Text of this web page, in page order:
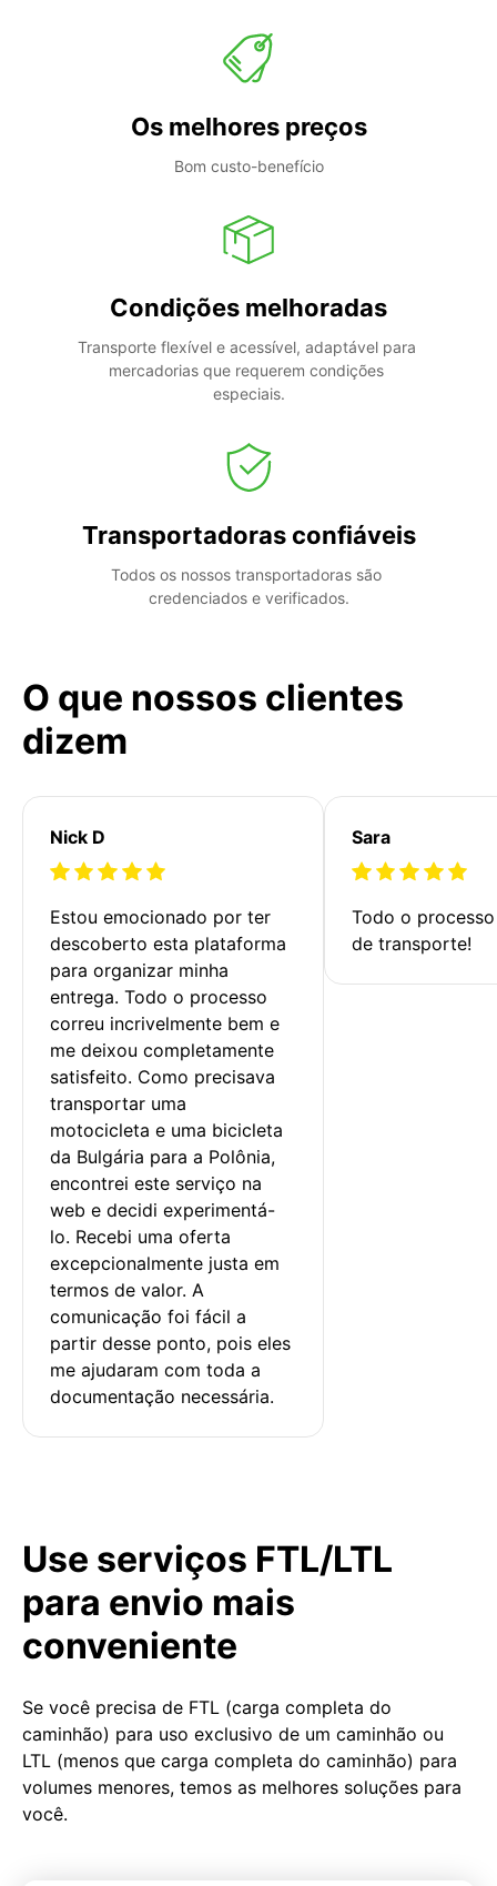
Os melhores preços
Bom custo-benefício
Condições melhoradas
Transporte flexível e acessível, adaptável para
mercadorias que requerem condições
especiais.
Transportadoras confiáveis
Todos os nossos transportadoras são
credenciados e verificados.
O que nossos clientes
dizem
Nick D
Estou emocionado por ter
descoberto esta plataforma
para organizar minha
entrega. Todo o processo
correu incrivelmente bem e
me deixou completamente
satisfeito. Como precisava
transportar uma
motocicleta e uma bicicleta
da Bulgária para a Polônia,
encontrei este serviço na
web e decidi experimentá-
lo. Recebi uma oferta
excepcionalmente justa em
termos de valor. A
comunicação foi fácil a
partir desse ponto, pois eles
me ajudaram com toda a
documentação necessária.
Sara
Todo o
de transporte!
Use serviços FTL/LTL
para envio mais
conveniente
Se você precisa de FTL (carga completa do
caminhão) para uso exclusivo de um caminhão ou
LTL (menos que carga completa do caminhão) para
volumes menores, temos as melhores soluções para
você.